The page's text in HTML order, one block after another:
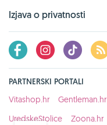
Izjava o privatnosti
PARTNERSKI PORTALI
Vitashop.hr
Gentleman.hr
UredskeStolice
Zoona.hr